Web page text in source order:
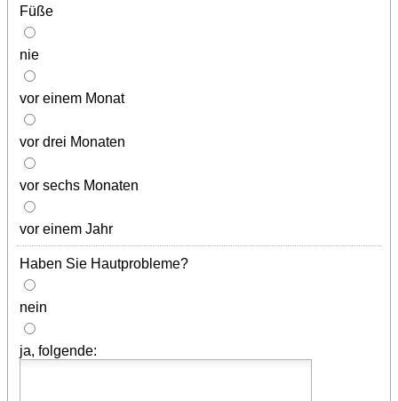
Füße
nie
vor einem Monat
vor drei Monaten
vor sechs Monaten
vor einem Jahr
Haben Sie Hautprobleme?
nein
ja, folgende: